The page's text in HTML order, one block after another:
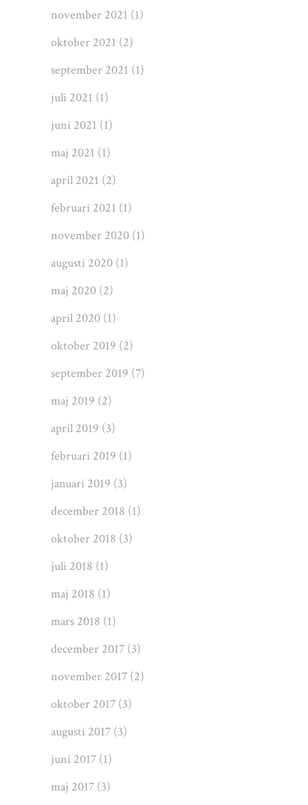
november 2021 (1)
oktober 2021 (2)
september 2021 (1)
juli 2021 (1)
juni 2021 (1)
maj 2021 (1)
april 2021 (2)
februari 2021 (1)
november 2020 (1)
augusti 2020 (1)
maj 2020 (2)
april 2020 (1)
oktober 2019 (2)
september 2019 (7)
maj 2019 (2)
april 2019 (3)
februari 2019 (1)
januari 2019 (3)
december 2018 (1)
oktober 2018 (3)
juli 2018 (1)
maj 2018 (1)
mars 2018 (1)
december 2017 (3)
november 2017 (2)
oktober 2017 (3)
augusti 2017 (3)
juni 2017 (1)
maj 2017 (3)